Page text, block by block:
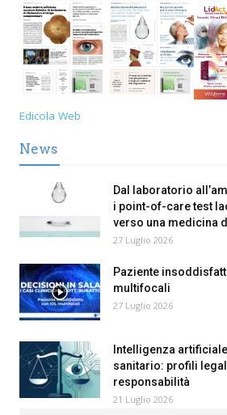
Edicola Web
News
Dal laboratorio
i point-of-care test
verso una medicina
27 Luglio 2026
Paziente
multifocali
27 Luglio 2026
Intelligenza
sanitario: profili
responsabilità
21 Luglio 2026